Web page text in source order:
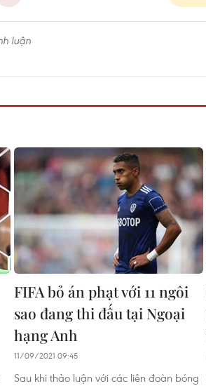
FIFA bỏ án phạt với 11 ngôi
sao đang thi đấu tại Ngoại
hạng Anh
11/09/2021 09:45
Sau khi thảo luận với các liên đoàn bóng